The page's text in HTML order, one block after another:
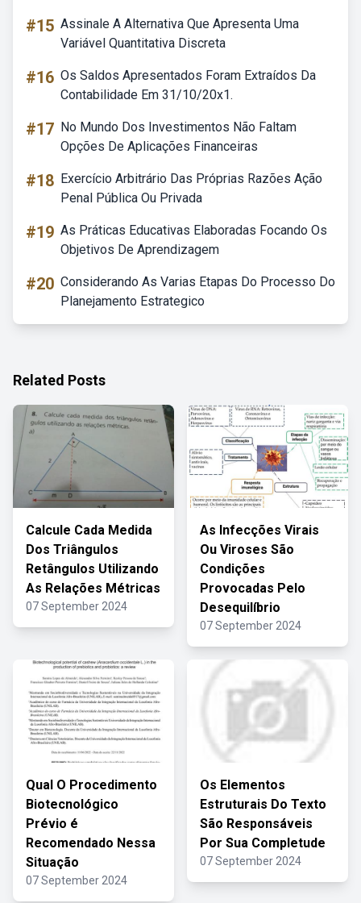
#15 Assinale A Alternativa Que Apresenta Uma
Variável Quantitativa Discreta
#16 Os Saldos Apresentados Foram Extraídos Da
Contabilidade Em 31/10/20x1.
#17 No Mundo Dos Investimentos Não Faltam
Opções De Aplicações Financeiras
#18 Exercício Arbitrário Das Próprias Razões Ação
Penal Pública Ou Privada
#19 As Práticas Educativas Elaboradas Focando Os
Objetivos De Aprendizagem
#20 Considerando As Varias Etapas Do Processo Do
Planejamento Estrategico
Related Posts
Calcule Cada Medida
Dos Triângulos
Retângulos Utilizando
As Relações Métricas
07 September 2024
As Infecções Virais
Ou Viroses São
Condições
Provocadas Pelo
Desequilíbrio
07 September 2024
Qual O Procedimento
Biotecnológico
Prévio é
Recomendado Nessa
Situação
07 September 2024
Os Elementos
Estruturais Do Texto
São Responsáveis
Por Sua Completude
07 September 2024